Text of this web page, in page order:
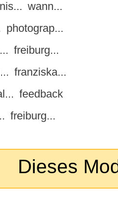
wann...
photograp...
freiburg...
franziska...
feedback
freiburg...
Dieses